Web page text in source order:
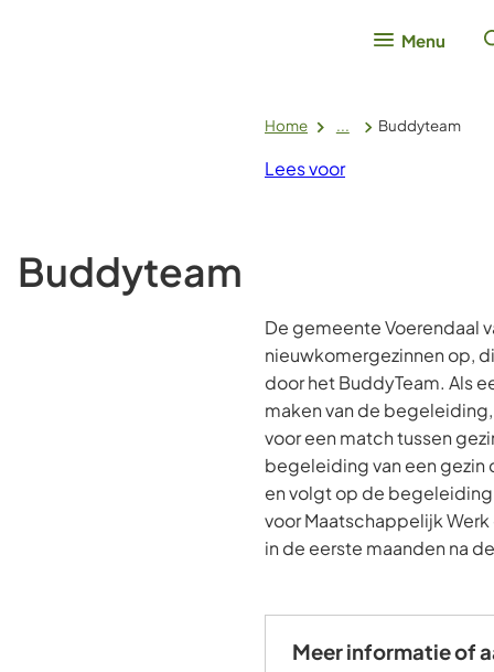
Menu
Home ... Buddyteam
Lees voor
Buddyteam
De gemeente Voerendaal
nieuwkomergezinnen op,
door het BuddyTeam. Als
maken van de
voor een match tussen
begeleiding van een gezin
en volgt op de
voor Maatschappelijk
in de eerste maanden na
Meer informatie of